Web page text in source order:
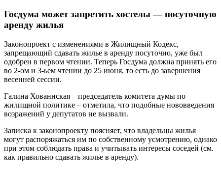
Госдума может запретить хостелы — посуточную
аренду жилья
Законопроект с изменениями в Жилищный Кодекс,
запрещающий сдавать жилье в аренду посуточно, уже был
одобрен в первом чтении. Теперь Госдума должна принять его
во 2-ом и 3-ьем чтении до 25 июня, то есть до завершения
весенней сессии.
Галина Хованнская – председатель комитета думы по
жилищной политике – отметила, что подобные нововведения
возражений у депутатов не вызвали.
Записка к законопроекту поясняет, что владельцы жилья
могут распоряжаться им по собственному усмотрению, однако
при этом соблюдать права и учитывать интересы соседей (см.
как правильно сдавать жилье в аренду).